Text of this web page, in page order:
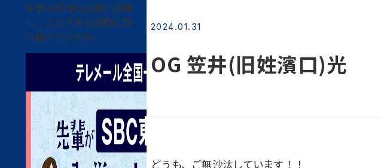
本学は多様な企業と連携
し、さまざまな活動に取
り組んでいます。
2024.01.31
OG 笠井(旧姓濱口)光
どうも、ご無沙汰しています！！